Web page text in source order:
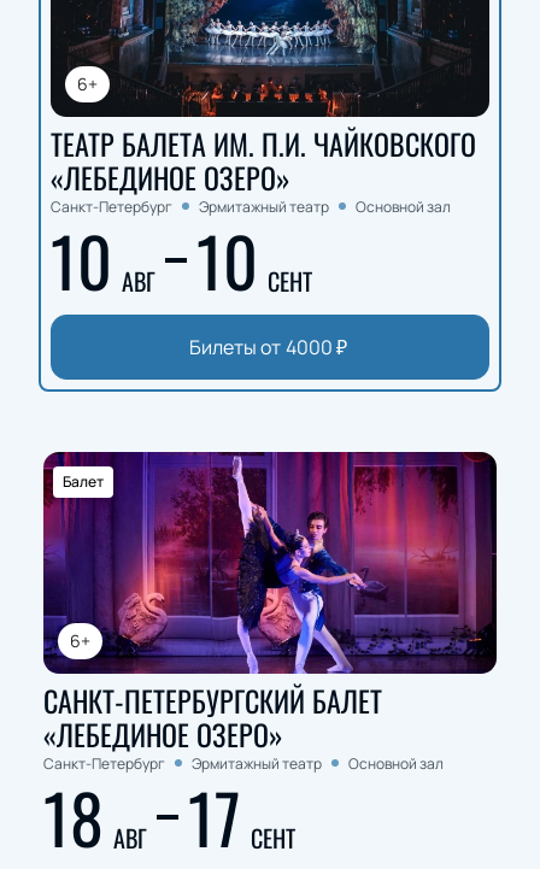
6+
ТЕАТР БАЛЕТА ИМ. П.И. ЧАЙКОВСКОГО
«ЛЕБЕДИНОЕ ОЗЕРО»
Санкт-Петербург Эрмитажный театр Основной зал
10 АВГ 10 СЕНТ
Билеты от 4000₽
6+
Балет
САНКТ-ПЕТЕРБУРГСКИЙ БАЛЕТ
«ЛЕБЕДИНОЕ ОЗЕРО»
Санкт-Петербург Эрмитажный театр Основной зал
18 АВГ 17 СЕНТ